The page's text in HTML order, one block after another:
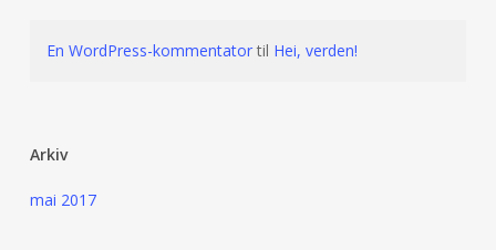
En WordPress-kommentatortil Hei, verden!
Arkiv
mai 2017